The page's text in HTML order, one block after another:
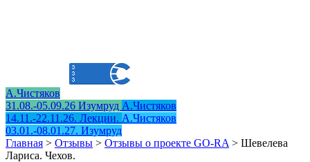
А.Чистяков
31.08.-05.09.26 Изумруд А.Чистяков
14.11.-22.11.26. Лекции. А.Чистяков
03.01.-08.01.27. Изумруд
Главная > Отзывы > Отзывы о проекте GO-RA > Шевелева
Лариса. Чехов.